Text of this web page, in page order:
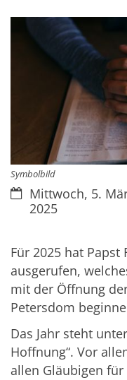
Symbolbild
Datum:
Mittwoch, 5.
2025
Für 2025 hat Papst
ausgerufen,
mit der Öffnung
Petersdom
Das Jahr steht
Hoffnung“. Vor
allen Gläubigen für